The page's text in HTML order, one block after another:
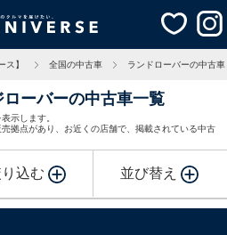
ス】 全国の中古車 ランドローバーの中古車
ーバーの中古車一覧
示します。
拠点があり、お近くの店舗で、掲載されている中古
込む 並び替え